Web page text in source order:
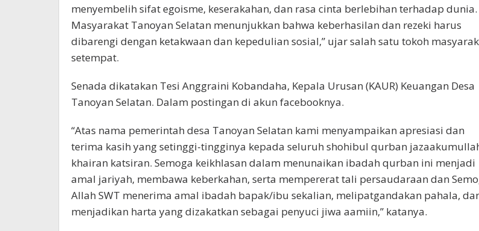
menyembelih sifat egoisme, keserakahan, dan rasa cinta berlebihan terhadap dunia.
Masyarakat Tanoyan Selatan menunjukkan bahwa keberhasilan dan rezeki harus
dibarengi dengan ketakwaan dan kepedulian sosial,” ujar salah satu tokoh
setempat.
Senada dikatakan Tesi Anggraini Kobandaha, Kepala Urusan (KAUR) Keuangan Desa
Tanoyan Selatan. Dalam postingan di akun facebooknya.
“Atas nama pemerintah desa Tanoyan Selatan kami menyampaikan apresiasi dan
terima kasih yang setinggi-tingginya kepada seluruh shohibul qurban
khairan katsiran. Semoga keikhlasan dalam menunaikan ibadah qurban ini menjadi
amal jariyah, membawa keberkahan, serta mempererat tali persaudaraan dan
Allah SWT menerima amal ibadah bapak/ibu sekalian, melipatgandakan pahala,
menjadikan harta yang dizakatkan sebagai penyuci jiwa aamiin,” katanya.